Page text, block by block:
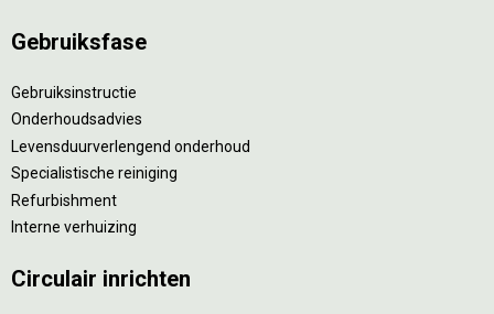
Gebruiksfase
Gebruiksinstructie
Onderhoudsadvies
Levensduurverlengend onderhoud
Specialistische reiniging
Refurbishment
Interne verhuizing
Circulair inrichten